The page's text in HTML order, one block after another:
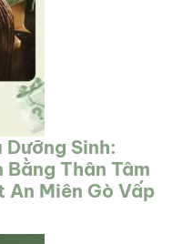
Sinh:
Bằng Thân Tâm
An Miên Gò Vấp